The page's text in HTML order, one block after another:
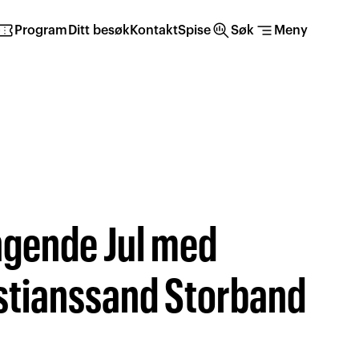
Program Ditt besøkKontaktSpisesearch_insightsSøk segment Meny
Jul med
Storband